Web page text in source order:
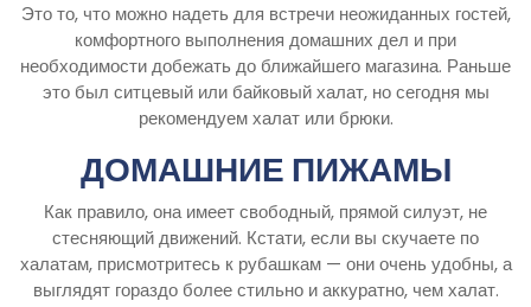
Это то, что можно надеть для встречи неожиданных гостей,
комфортного выполнения домашних дел и при
необходимости добежать до ближайшего магазина. Раньше
это был ситцевый или байковый халат, но сегодня мы
рекомендуем халат или брюки.
ДОМАШНИЕ ПИЖАМЫ
Как правило, она имеет свободный, прямой силуэт, не
стесняющий движений. Кстати, если вы скучаете по
халатам, присмотритесь к рубашкам — они очень удобны, а
выглядят гораздо более стильно и аккуратно, чем халат.